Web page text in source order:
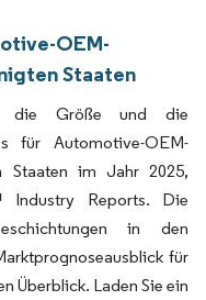
OEM-
Staaten
die Größe und die
für Automotive-OEM-
Staaten im Jahr 2025,
Industry Reports. Die
in den
für
Überblick. Laden Sie ein